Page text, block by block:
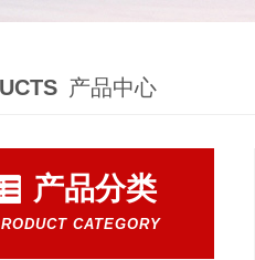
产品中心
产品分类
CATEGORY